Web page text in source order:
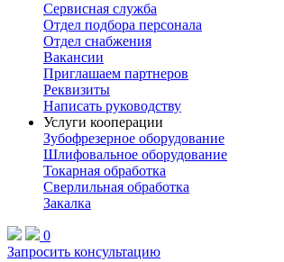
Сервисная служба
Отдел подбора персонала
Отдел снабжения
Вакансии
Приглашаем партнеров
Реквизиты
Написать руководству
Услуги кооперации
Зубофрезерное оборудование
Шлифовальное оборудование
Токарная обработка
Cверлильная обработка
Закалка
0
Запросить консультацию